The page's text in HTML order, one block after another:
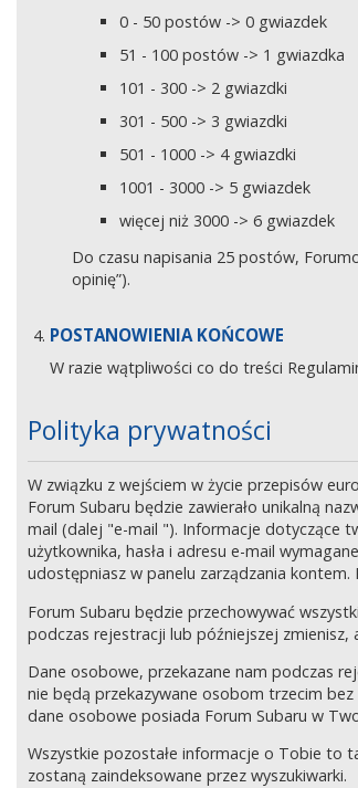
0 - 50 postów -> 0 gwiazdek
51 - 100 postów -> 1 gwiazdka
101 - 300 -> 2 gwiazdki
301 - 500 -> 3 gwiazdki
501 - 1000 -> 4 gwiazdki
1001 - 3000 -> 5 gwiazdek
więcej niż 3000 -> 6 gwiazdek
Do czasu napisania 25 postów,
opinię”).
POSTANOWIENIA KOŃCOWE
W razie wątpliwości co do treści
Polityka prywatności
W związku z wejściem w życie przepisów
Forum Subaru będzie zawierało unikalną
mail (dalej "e-mail "). Informacje dotyczące
użytkownika, hasła i adresu e-mail
udostępniasz w panelu zarządzania
Forum Subaru będzie przechowywać
podczas rejestracji lub późniejszej
Dane osobowe, przekazane nam podczas
nie będą przekazywane osobom trzecim
dane osobowe posiada Forum Subaru w
Wszystkie pozostałe informacje o Tobie to
zostaną zaindeksowane przez wyszukiwarki.